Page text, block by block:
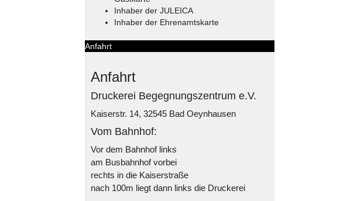
Inhaber der JULEICA
Inhaber der Ehrenamtskarte
Anfahrt
Anfahrt
Druckerei Begegnungszentrum e.V.
Kaiserstr. 14, 32545 Bad Oeynhausen
Vom Bahnhof:
Vor dem Bahnhof links
am Busbahnhof vorbei
rechts in die Kaiserstraße
nach 100m liegt dann links die Druckerei